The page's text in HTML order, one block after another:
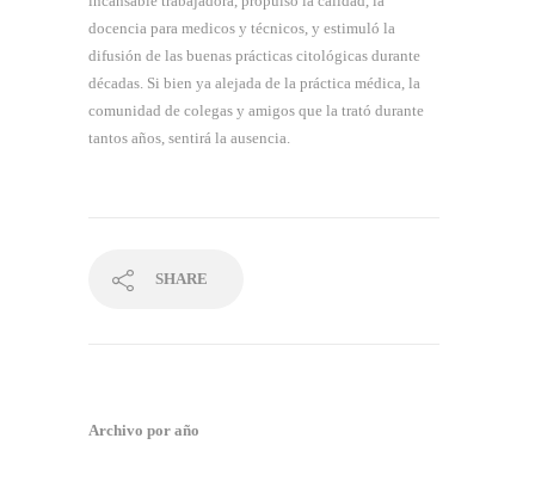
docencia para medicos y técnicos, y estimuló la
difusión de las buenas prácticas citológicas durante
décadas. Si bien ya alejada de la práctica médica, la
comunidad de colegas y amigos que la trató durante
tantos años, sentirá la ausencia.
SHARE
Archivo por año